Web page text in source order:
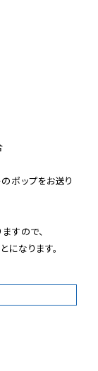
ポップをお送り
すので、
になります。